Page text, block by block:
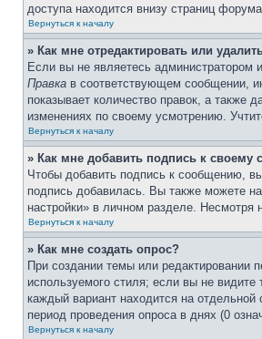
доступа находится внизу страниц
Вернуться к началу
» Как мне отредактировать или
Если вы не являетесь администратором
Правка в соответствующем сообщении,
показывает количество правок, а также
изменениях по своему усмотрению.
Вернуться к началу
» Как мне добавить подпись к своему
Чтобы добавить подпись к сообщению,
подпись добавилась. Вы также можете
настройки» в личном разделе.
Вернуться к началу
» Как мне создать опрос?
При создании темы или редактировании
используемого стиля; если вы не
каждый вариант находится на
период проведения опроса в днях (0
Вернуться к началу